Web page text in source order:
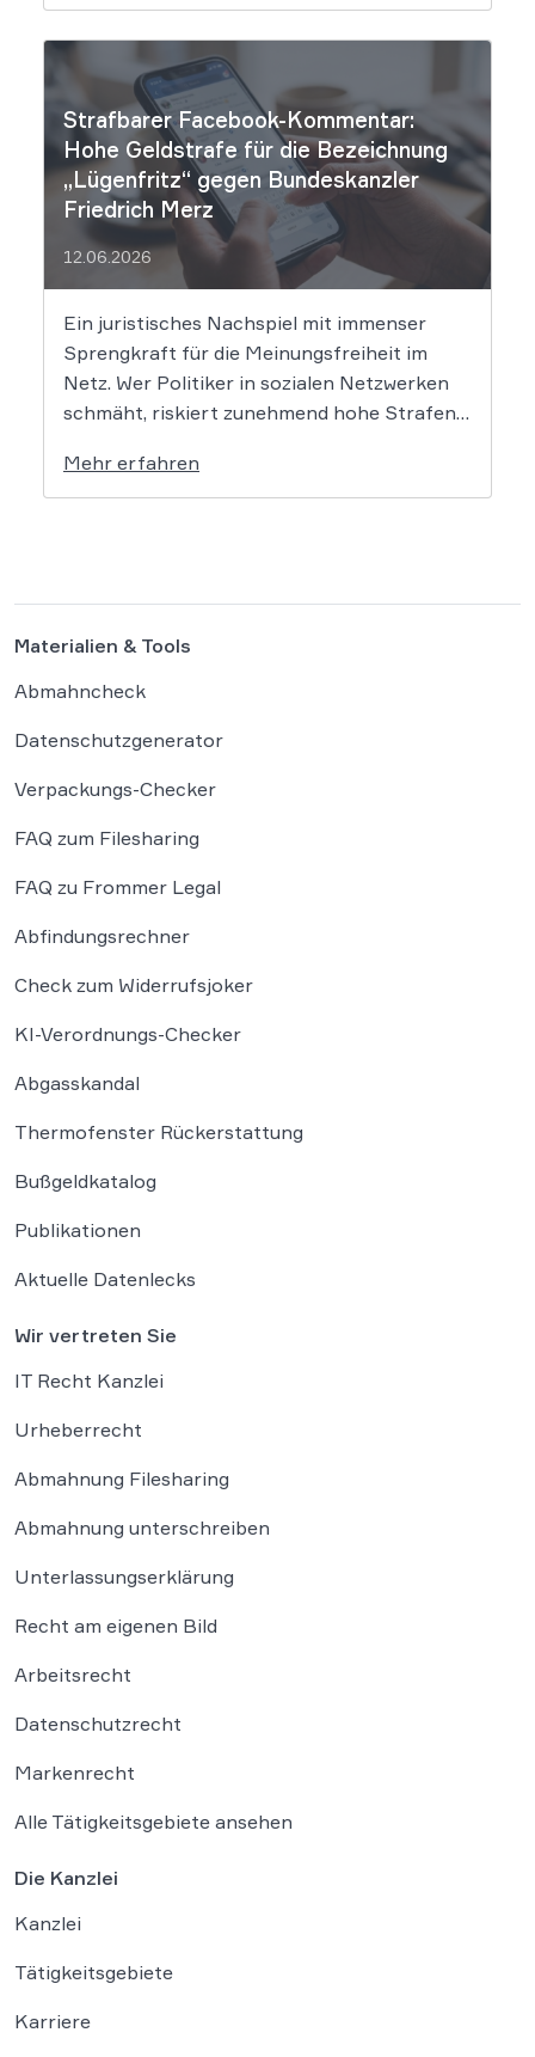
automatisierten KI-Zusammenfassungen
falsche Tatsachen verbreitet, greift die
unmittelbare Haftung des
Suchmaschinenbetreibers. Das Landgericht
München I (LG München I) hat in […]
Strafbarer Facebook-Kommentar:
Hohe Geldstrafe für die Bezeichnung
„Lügenfritz“ gegen Bundeskanzler
Friedrich Merz
12.06.2026
Ein juristisches Nachspiel mit immenser
Sprengkraft für die Meinungsfreiheit im
Netz. Wer Politiker in sozialen Netzwerken
schmäht, riskiert zunehmend hohe Strafen.
einen Facebook-Nutzer eine empfindliche
Geldstrafe verhängt, weil dieser den
Mehr erfahren
Materialien & Tools
Abmahncheck
Datenschutzgenerator
Verpackungs-Checker
FAQ zum Filesharing
FAQ zu Frommer Legal
Abfindungsrechner
Check zum Widerrufsjoker
KI-Verordnungs-Checker
Abgasskandal
Thermofenster Rückerstattung
Bußgeldkatalog
Publikationen
Aktuelle Datenlecks
Wir vertreten Sie
IT Recht Kanzlei
Urheberrecht
Abmahnung Filesharing
Abmahnung unterschreiben
Unterlassungserklärung
Recht am eigenen Bild
Arbeitsrecht
Datenschutzrecht
Markenrecht
Alle Tätigkeitsgebiete ansehen
Die Kanzlei
Kanzlei
Tätigkeitsgebiete
Karriere